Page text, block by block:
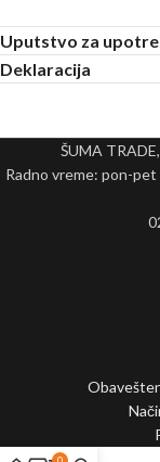
Uputstvo za
Deklaracija
ŠUMA
Radno vreme: pon-